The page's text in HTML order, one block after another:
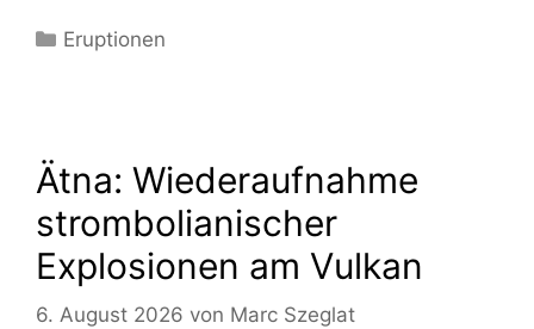
Kategorien
Eruptionen
Ätna: Wiederaufnahme
strombolianischer
Explosionen am Vulkan
6. August 2026 von Marc Szeglat